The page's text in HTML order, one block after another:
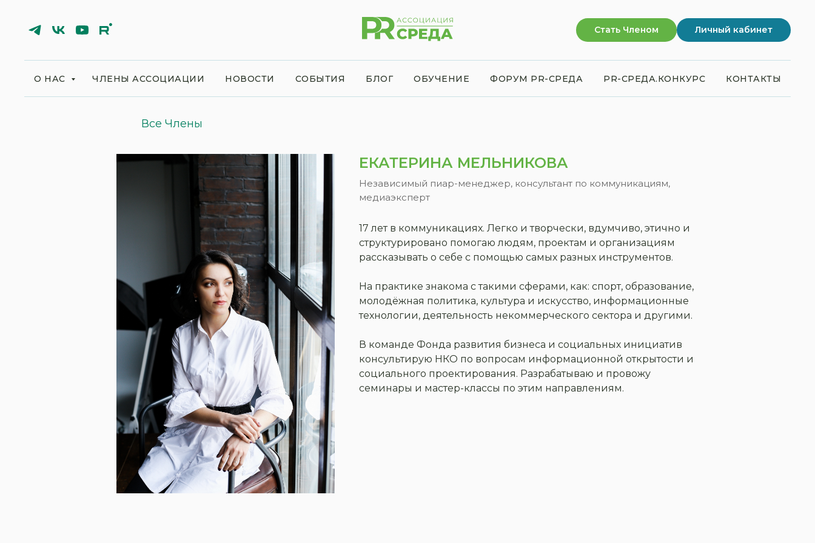
Стать Членом Личный кабинет
О НАС ЧЛЕНЫ АССОЦИАЦИИ НОВОСТИ СОБЫТИЯ БЛОГ ОБУЧЕНИЕ ФОРУМ PR-СРЕДА PR-СРЕДА.КОНКУРС КОНТАКТЫ
Все Члены
ЕКАТЕРИНА МЕЛЬНИКОВА
Независимый пиар-менеджер, консультант по коммуникациям,
медиаэксперт
17 лет в коммуникациях. Легко и творчески, вдумчиво, этично и
структурировано помогаю людям, проектам и организациям
рассказывать о себе с помощью самых разных инструментов.
На практике знакома с такими сферами, как: спорт, образование,
молодёжная политика, культура и искусство, информационные
технологии, деятельность некоммерческого сектора и другими.
В команде Фонда развития бизнеса и социальных инициатив
консультирую НКО по вопросам информационной открытости и
социального проектирования. Разрабатываю и провожу
семинары и мастер-классы по этим направлениям.